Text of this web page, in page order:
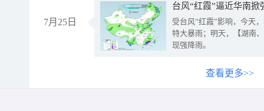
7月25日
台风“红霞”逼近华南
受台风“红霞”影响，今天
特大暴雨；明天，【湖南
现强降雨。
查看更多>>